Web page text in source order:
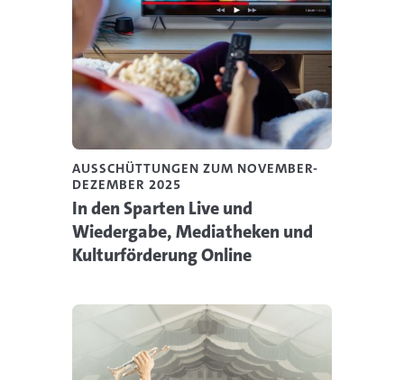
AUSSCHÜTTUNGEN ZUM NOVEMBER-
DEZEMBER 2025
In den Sparten Live und
Wiedergabe, Mediatheken und
Kulturförderung Online